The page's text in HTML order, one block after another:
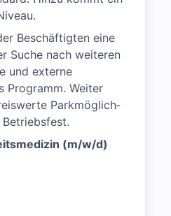
Beschäftigten eine
Suche nach weiteren
und externe
Programm. Weiter
Parkmög­lich­
(m/w/d)